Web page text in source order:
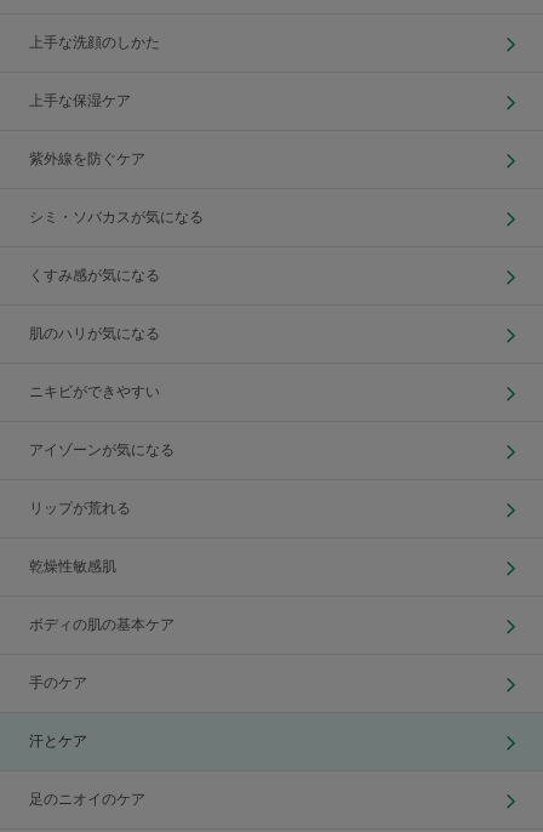
上手な洗顔のしかた
上手な保湿ケア
紫外線を防ぐケア
シミ・ソバカスが気になる
くすみ感が気になる
肌のハリが気になる
ニキビができやすい
アイゾーンが気になる
リップが荒れる
乾燥性敏感肌
ボディの肌の基本ケア
手のケア
汗とケア
足のニオイのケア